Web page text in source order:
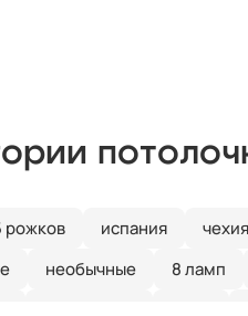
рожков испания чехия
необычные 8 ламп